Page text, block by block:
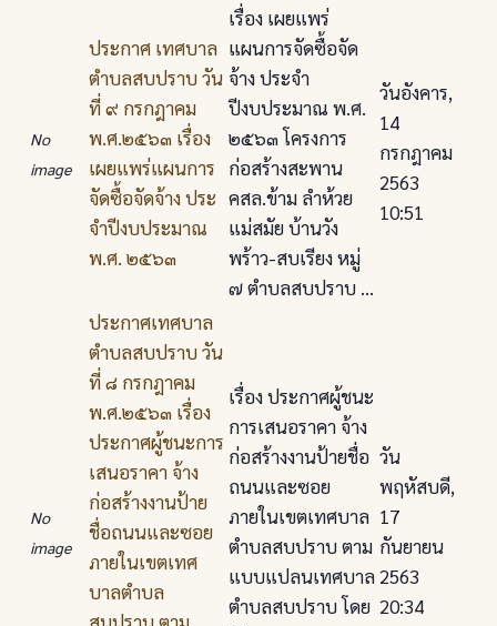
No
image
ประกาศ เทศบาล
ตําบลสบปราบ วัน
ที่ ๙ กรกฎาคม
พ.ศ.๒๕๖๓ เรื่อง
เผยแพร่แผนการ
จัดซื้อจัดจ้าง ประ
จําปีงบประมาณ
พ.ศ. ๒๕๖๓
เรื่อง เผยแพร่
แผนการจัดซื้อจัด
จ้าง ประจํา
ปีงบประมาณ พ.ศ.
๒๕๖๓ โครงการ
ก่อสร้างสะพาน
คสล.ข้าม ลําห้วย
แม่สมัย บ้านวัง
พร้าว-สบเรียง หมู่
๗ ตําบลสบปราบ ...
วันอังคาร,
14
กรกฎาคม
2563
10:51
No
image
ประกาศเทศบาล
ตําบลสบปราบ วัน
ที่ ๘ กรกฎาคม
พ.ศ.๒๕๖๓ เรื่อง
ประกาศผู้ชนะการ
เสนอราคา จ้าง
ก่อสร้างงานป้าย
ชื่อถนนและซอย
ภายในเขตเทศ
บาลตําบล
เรื่อง ประกาศผู้ชนะ
การเสนอราคา จ้าง
ก่อสร้างงานป้ายชื่อ
ถนนและซอย
ภายในเขตเทศบาล
ตําบลสบปราบ ตาม
แบบแปลนเทศบาล
ตําบลสบปราบ โดย
วัน
พฤหัสบดี,
17
กันยายน
2563
20:34